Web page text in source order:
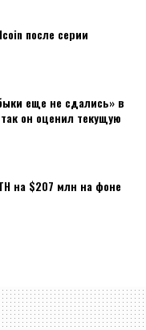
после серии
еще не сдались» в
он оценил текущую
на $207 млн на фоне